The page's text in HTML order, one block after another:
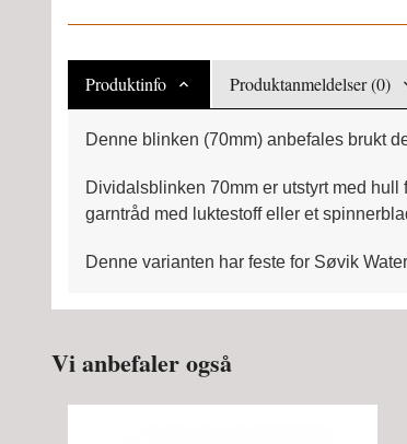
Produktinfo Produktanmeldelser (0)
Denne blinken (70mm) anbefales brukt
Dividalsblinken 70mm er utstyrt med
garntråd med luktestoff eller et
Denne varianten har feste for Søvik
Vi anbefaler også